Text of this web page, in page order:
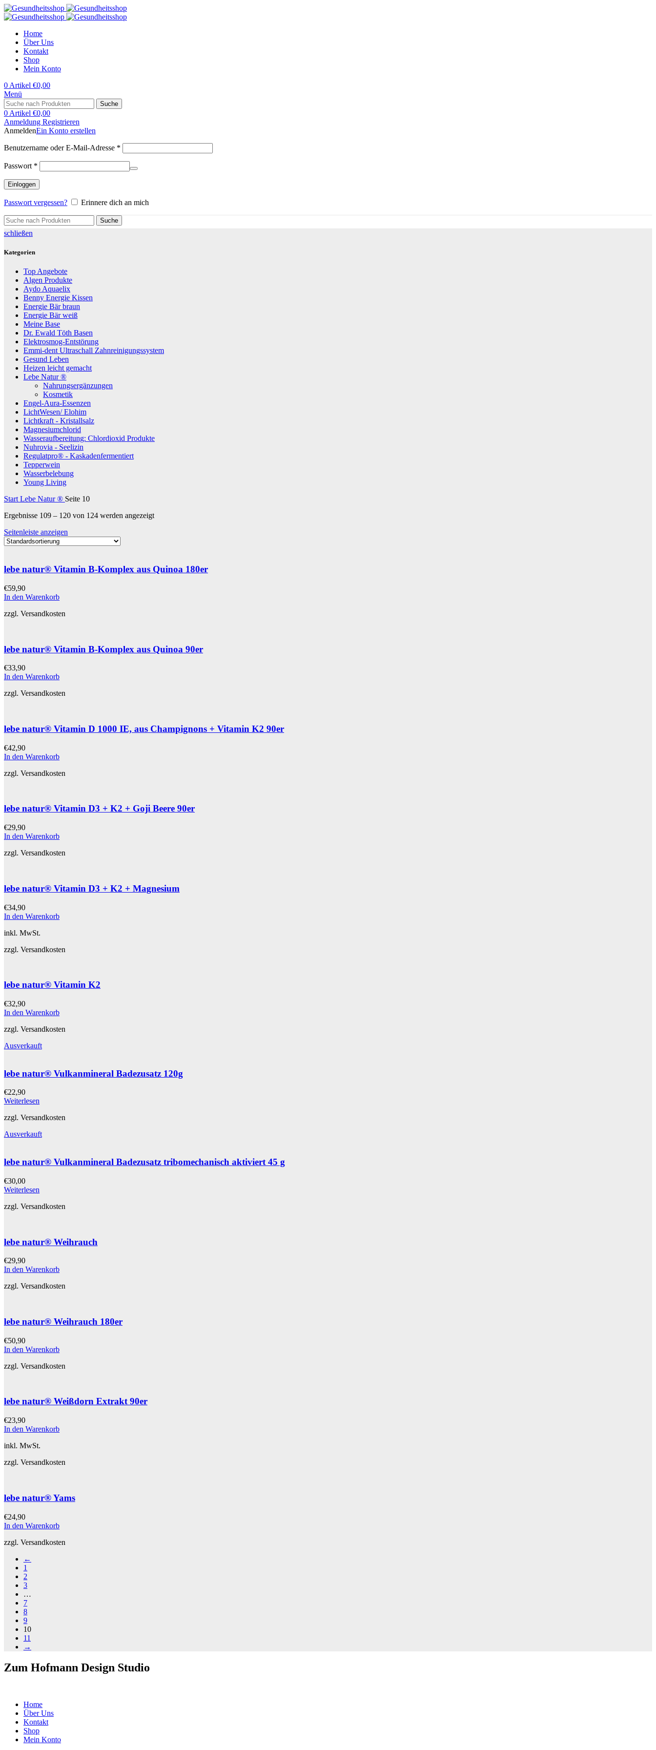
Home
Über Uns
Kontakt
Shop
Mein Konto
0 Artikel €0,00
Menü
Suche
0 Artikel €0,00
Anmeldung Registrieren
AnmeldenEin Konto erstellen
Benutzername oder E-Mail-Adresse *
Passwort *
Einloggen
Passwort vergessen? Erinnere dich an mich
Suche
schließen
Kategorien
Top Angebote
Algen Produkte
Aydo Aquaelix
Benny Energie Kissen
Energie Bär braun
Energie Bär weiß
Meine Base
Dr. Ewald Töth Basen
Elektrosmog-Entstörung
Emmi-dent Ultraschall Zahnreinigungssystem
Gesund Leben
Heizen leicht gemacht
Lebe Natur ®
Nahrungsergänzungen
Kosmetik
Engel-Aura-Essenzen
LichtWesen/ Elohim
Lichtkraft - Kristallsalz
Magnesiumchlorid
Wasseraufbereitung: Chlordioxid Produkte
Nuhrovia - Seelizin
Regulatpro® - Kaskadenfermentiert
Tepperwein
Wasserbelebung
Young Living
Start Lebe Natur ® Seite 10
Ergebnisse 109 – 120 von 124 werden angezeigt
Seitenleiste anzeigen
lebe natur® Vitamin B-Komplex aus Quinoa 180er
€59,90
In den Warenkorb
zzgl. Versandkosten
lebe natur® Vitamin B-Komplex aus Quinoa 90er
€33,90
In den Warenkorb
zzgl. Versandkosten
lebe natur® Vitamin D 1000 IE, aus Champignons + Vitamin K2 90er
€42,90
In den Warenkorb
zzgl. Versandkosten
lebe natur® Vitamin D3 + K2 + Goji Beere 90er
€29,90
In den Warenkorb
zzgl. Versandkosten
lebe natur® Vitamin D3 + K2 + Magnesium
€34,90
In den Warenkorb
inkl. MwSt.
zzgl. Versandkosten
lebe natur® Vitamin K2
€32,90
In den Warenkorb
zzgl. Versandkosten
Ausverkauft
lebe natur® Vulkanmineral Badezusatz 120g
€22,90
Weiterlesen
zzgl. Versandkosten
Ausverkauft
lebe natur® Vulkanmineral Badezusatz tribomechanisch aktiviert 45 g
€30,00
Weiterlesen
zzgl. Versandkosten
lebe natur® Weihrauch
€29,90
In den Warenkorb
zzgl. Versandkosten
lebe natur® Weihrauch 180er
€50,90
In den Warenkorb
zzgl. Versandkosten
lebe natur® Weißdorn Extrakt 90er
€23,90
In den Warenkorb
inkl. MwSt.
zzgl. Versandkosten
lebe natur® Yams
€24,90
In den Warenkorb
zzgl. Versandkosten
←
1
2
3
…
7
8
9
10
11
→
Zum Hofmann Design Studio
Home
Über Uns
Kontakt
Shop
Mein Konto